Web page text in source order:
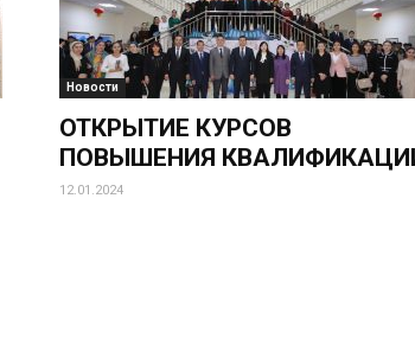
Новости
ОТКРЫТИЕ КУРСОВ
ПОВЫШЕНИЯ
12.01.2024